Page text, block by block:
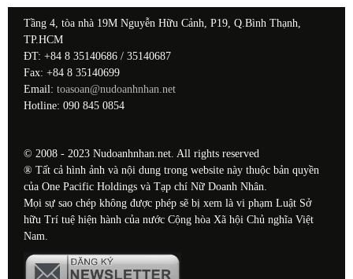
Tầng 4, tòa nhà 19M Nguyễn Hữu Cảnh, P19, Q.Bình Thạnh,
TP.HCM
ĐT: +84 8 35140686 / 35140687
Fax: +84 8 35140699
Email: toasoan@nudoanhnhan.net
Hotline: 090 845 0854
© 2008 - 2023 Nudoanhnhan.net. All rights reserved
® Tất cả hình ảnh và nội dung trong website này thuộc bản quyền
của One Pacific Holdings và Tạp chí Nữ Doanh Nhân.
Mọi sự sao chép không được phép sẽ bị xem là vi phạm Luật Sở
hữu Trí tuệ hiện hành của nước Cộng hòa Xã hội Chủ nghĩa Việt
Nam.